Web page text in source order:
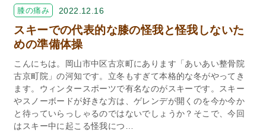
膝の痛み 2022.12.16
スキーでの代表的な膝の怪我と怪我しないた
めの準備体操
こんにちは。岡山市中区古京町にあります「あいあい整骨院
古京町院」の河知です。立冬もすぎて本格的な冬がやってき
ます。ウィンタースポーツで有名なのがスキーです。スキー
やスノーボードが好きな方は、ゲレンデが開くのを今か今か
と待っていらっしゃるのではないでしょうか？そこで、今回
はスキー中に起こる怪我につ…